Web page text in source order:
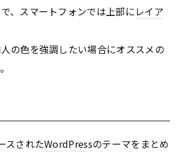
で、スマートフォンでは上部にレイア
の色を強調したい場合にオススメの
スされたWordPressのテーマをまとめ